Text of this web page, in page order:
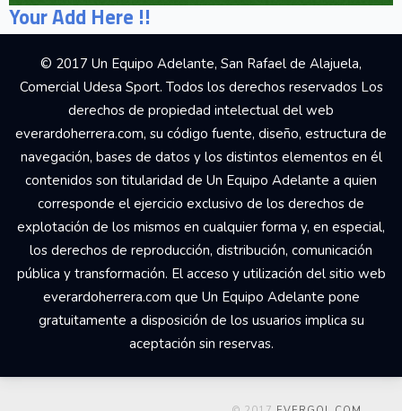
Your Add Here !!
© 2017 Un Equipo Adelante, San Rafael de Alajuela,
Comercial Udesa Sport. Todos los derechos reservados Los
derechos de propiedad intelectual del web
everardoherrera.com, su código fuente, diseño, estructura de
navegación, bases de datos y los distintos elementos en él
contenidos son titularidad de Un Equipo Adelante a quien
corresponde el ejercicio exclusivo de los derechos de
explotación de los mismos en cualquier forma y, en especial,
los derechos de reproducción, distribución, comunicación
pública y transformación. El acceso y utilización del sitio web
everardoherrera.com que Un Equipo Adelante pone
gratuitamente a disposición de los usuarios implica su
aceptación sin reservas.